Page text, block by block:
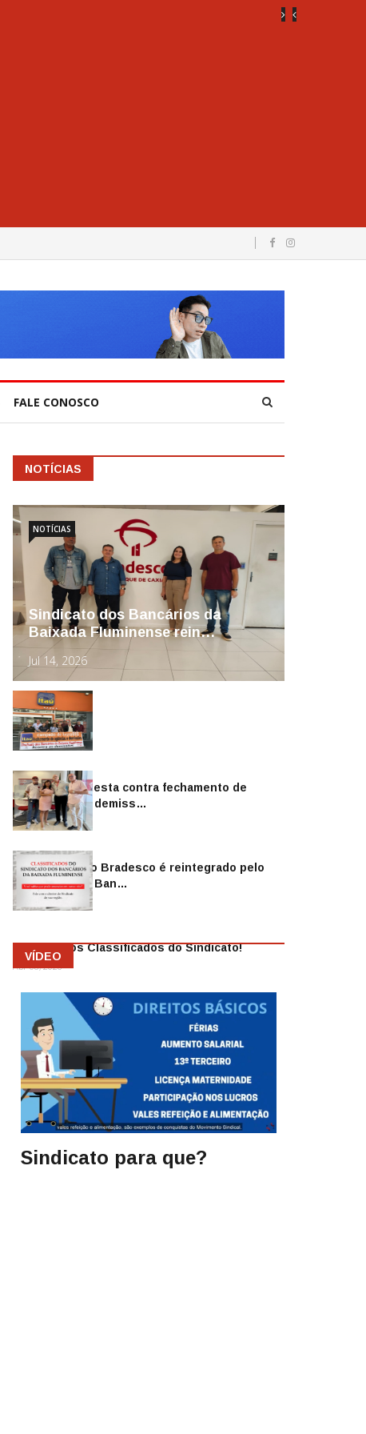
FALE CONOSCO
NOTÍCIAS
Sindicato dos Bancários da
Baixada Fluminense rein…
Jul 14, 2026
NOTÍCIAS
Sindicato protesta contra fechamento de
agências e as demiss…
Mai 13, 2026
Funcionário do Bradesco é reintegrado pelo
Sindicato dos Ban…
Abr 08, 2026
Anuncie nos Classificados do Sindicato!
Abr 08, 2026
VÍDEO
Sindicato para que?